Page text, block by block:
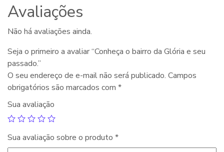
Avaliações
Não há avaliações ainda.
Seja o primeiro a avaliar “Conheça o bairro da Glória e seu
passado.”
O seu endereço de e-mail não será publicado. Campos
obrigatórios são marcados com *
Sua avaliação
Sua avaliação sobre o produto *